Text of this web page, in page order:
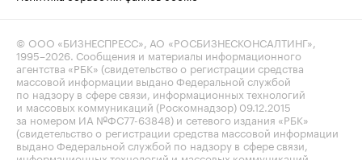
© ООО «БИЗНЕСПРЕСС», АО «РОСБИЗНЕСКОНСАЛТИНГ»,
1995–2026 . Сообщения и материалы информационного
агентства «РБК» (свидетельство о регистрации средства
массовой информации выдано Федеральной службой
по надзору в сфере связи, информационных технологий
и массовых коммуникаций (Роскомнадзор) 09.12.2015
за номером ИА №ФС77-63848) и сетевого издания «РБК»
(свидетельство о регистрации средства массовой информации
выдано Федеральной службой по надзору в сфере связи,